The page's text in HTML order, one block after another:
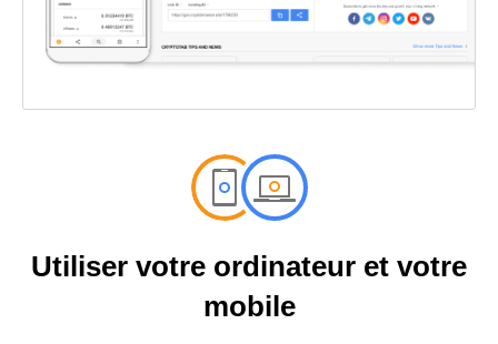
Utiliser votre ordinateur et votre
mobile